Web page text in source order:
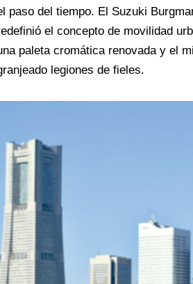
paso del tiempo. El Suzuki
el concepto de movilidad
paleta cromática renovada y el
legiones de fieles.